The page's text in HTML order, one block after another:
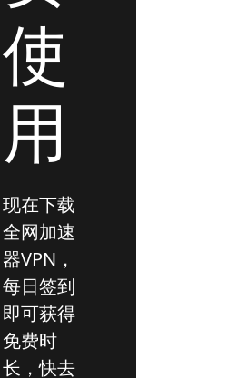
使
用
现在下载
全网加速
器VPN，
每日签到
即可获得
免费时
长，快去